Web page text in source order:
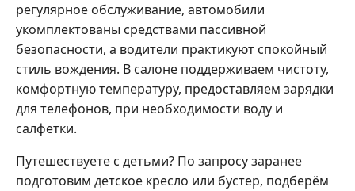
регулярное обслуживание, автомобили
укомплектованы средствами пассивной
безопасности, а водители практикуют спокойный
стиль вождения. В салоне поддерживаем чистоту,
комфортную температуру, предоставляем зарядки
для телефонов, при необходимости воду и
салфетки.
Путешествуете с детьми? По запросу заранее
подготовим детское кресло или бустер, подберём